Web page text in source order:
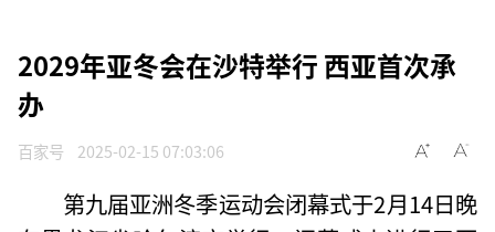
2029年亚冬会在沙特举行 西亚首次承
办
百家号 2025-02-15 07:03:06
第九届亚洲冬季运动会闭幕式于2月14日晚